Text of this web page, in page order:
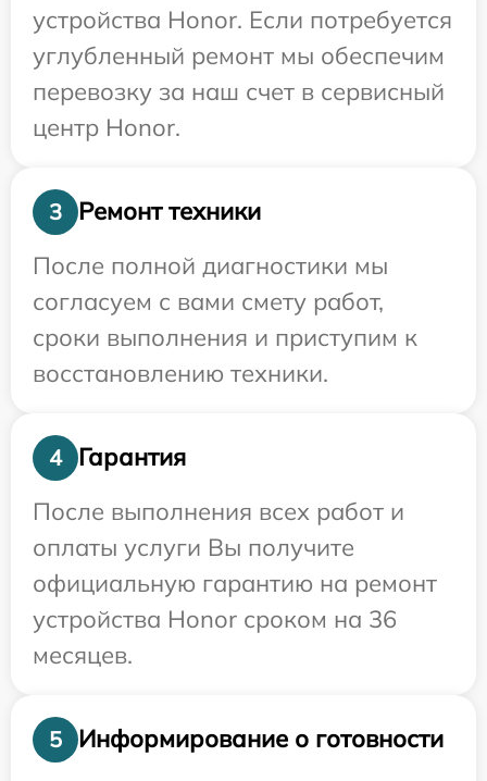
устройства Honor. Если потребуется
углубленный ремонт мы обеспечим
перевозку за наш счет в сервисный
центр Honor.
3
Ремонт техники
После полной диагностики мы
согласуем с вами смету работ,
сроки выполнения и приступим к
восстановлению техники.
4
Гарантия
После выполнения всех работ и
оплаты услуги Вы получите
официальную гарантию на ремонт
устройства Honor сроком на 36
месяцев.
5
Информирование о готовности